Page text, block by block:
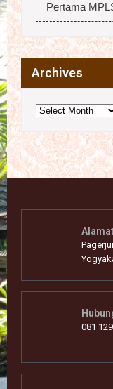
Pertama
Archives
Archives
Alamat
081